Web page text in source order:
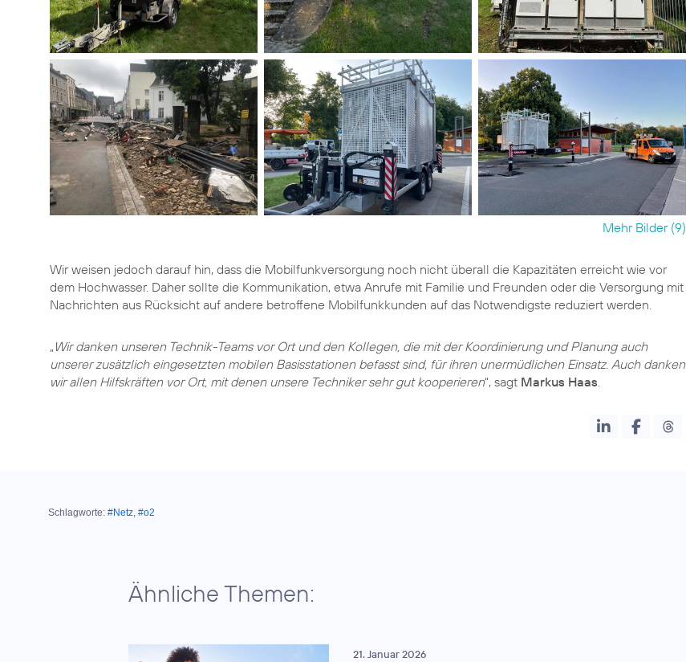
Mehr Bilder (9)
Wir weisen jedoch darauf hin, dass die Mobilfunkversorgung noch nicht überall die Kapazitäten erreicht wie vor
dem Hochwasser. Daher sollte die Kommunikation, etwa Anrufe mit Familie und Freunden oder die Versorgung mit
Nachrichten aus Rücksicht auf andere betroffene Mobilfunkkunden auf das Notwendigste reduziert werden.
„ Wir danken unseren Technik-Teams vor Ort und den Kollegen, die mit der Koordinierung und Planung auch
unserer zusätzlich eingesetzten mobilen Basisstationen befasst sind, für ihren unermüdlichen Einsatz. Auch danken
wir allen Hilfskräften vor Ort, mit denen unsere Techniker sehr gut kooperieren“, sagt Markus Haas.
Schlagworte: #Netz, #o2
Ähnliche Themen:
21. Januar 2026